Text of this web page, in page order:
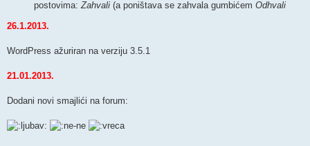
postovima:Zahvali (a poništava se zahvala gumbićem Odhvali
26.1.2013.
WordPress ažuriran na verziju 3.5.1
21.01.2013.
Dodani novi smajlići na forum: